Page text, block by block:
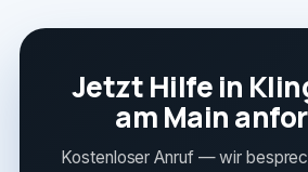
Jetzt Hilfe in
am Main
Kostenloser Anruf — wir